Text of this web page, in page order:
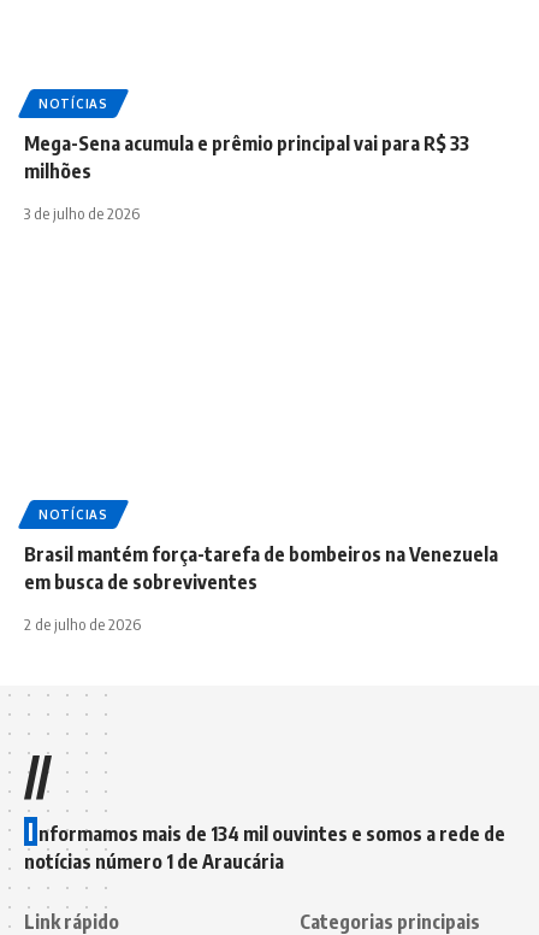
NOTÍCIAS
Mega-Sena acumula e prêmio principal vai para R$ 33
milhões
3 de julho de 2026
NOTÍCIAS
Brasil mantém força-tarefa de bombeiros na Venezuela
em busca de sobreviventes
2 de julho de 2026
//
I nformamos mais de 134 mil ouvintes e somos a rede de
notícias número 1 de Araucária
Link rápido Categorias principais